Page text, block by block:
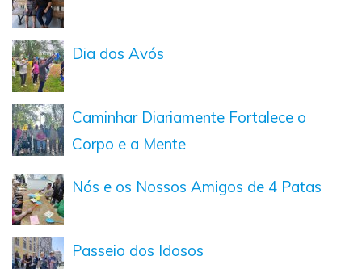
Dia dos Avós
Caminhar Diariamente Fortalece o
Corpo e a Mente
Nós e os Nossos Amigos de 4 Patas
Passeio dos Idosos